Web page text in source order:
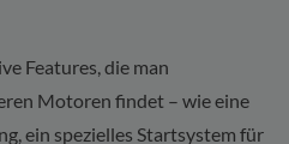
Features, die man
Motoren findet – wie eine
ein spezielles Startsystem für